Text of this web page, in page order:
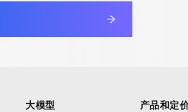
use of electronic processes that are high-
and to assist persons in obtaining
大模型
产品和定